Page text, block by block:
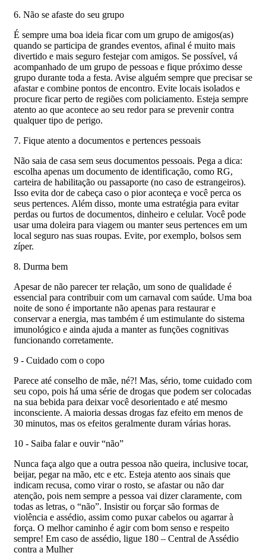
6. Não se afaste do seu grupo
É sempre uma boa ideia ficar com um grupo de amigos(as)
quando se participa de grandes eventos, afinal é muito mais
divertido e mais seguro festejar com amigos. Se possível, vá
acompanhado de um grupo de pessoas e fique próximo desse
grupo durante toda a festa. Avise alguém sempre que precisar se
afastar e combine pontos de encontro. Evite locais isolados e
procure ficar perto de regiões com policiamento. Esteja sempre
atento ao que acontece ao seu redor para se prevenir contra
qualquer tipo de perigo.
7. Fique atento a documentos e pertences pessoais
Não saia de casa sem seus documentos pessoais. Pega a dica:
escolha apenas um documento de identificação, como RG,
carteira de habilitação ou passaporte (no caso de estrangeiros).
Isso evita dor de cabeça caso o pior aconteça e você perca os
seus pertences. Além disso, monte uma estratégia para evitar
perdas ou furtos de documentos, dinheiro e celular. Você pode
usar uma doleira para viagem ou manter seus pertences em um
local seguro nas suas roupas. Evite, por exemplo, bolsos sem
zíper.
8. Durma bem
Apesar de não parecer ter relação, um sono de qualidade é
essencial para contribuir com um carnaval com saúde. Uma boa
noite de sono é importante não apenas para restaurar e
conservar a energia, mas também é um estimulante do sistema
imunológico e ainda ajuda a manter as funções cognitivas
funcionando corretamente.
9 - Cuidado com o copo
Parece até conselho de mãe, né?! Mas, sério, tome cuidado com
seu copo, pois há uma série de drogas que podem ser colocadas
na sua bebida para deixar você desorientado e até mesmo
inconsciente. A maioria dessas drogas faz efeito em menos de
30 minutos, mas os efeitos geralmente duram várias horas.
10 - Saiba falar e ouvir “não”
Nunca faça algo que a outra pessoa não queira, inclusive tocar,
beijar, pegar na mão, etc e etc. Esteja atento aos sinais que
indicam recusa, como virar o rosto, se afastar ou não dar
atenção, pois nem sempre a pessoa vai dizer claramente, com
todas as letras, o “não”. Insistir ou forçar são formas de
violência e assédio, assim como puxar cabelos ou agarrar à
força. O melhor caminho é agir com bom senso e respeito
sempre! Em caso de assédio, ligue 180 – Central de Assédio
contra a Mulher